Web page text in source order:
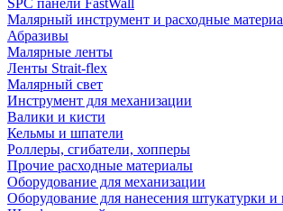
SPC панели FastWall
Малярный инструмент и расходные
Абразивы
Малярные ленты
Ленты Strait-flex
Малярный свет
Инструмент для механизации
Валики и кисти
Кельмы и шпатели
Роллеры, сгибатели, хопперы
Прочие расходные материалы
Оборудование для механизации
Оборудование для нанесения штукатурки и